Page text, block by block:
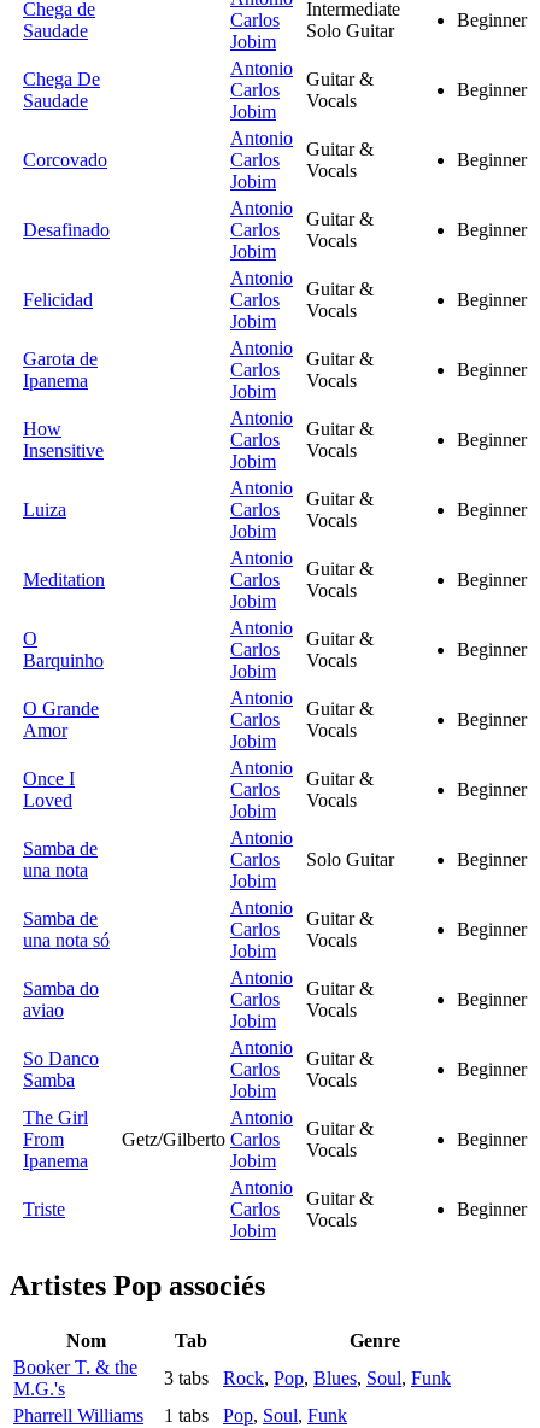
Chega de
Saudade
Carlos
Jobim
Intermediate
Solo Guitar
Beginner
Chega De
Saudade
Antonio
Carlos
Jobim
Guitar &
Vocals
Beginner
Corcovado
Antonio
Carlos
Jobim
Guitar &
Vocals
Beginner
Desafinado
Antonio
Carlos
Jobim
Guitar &
Vocals
Beginner
Felicidad
Antonio
Carlos
Jobim
Guitar &
Vocals
Beginner
Garota de
Ipanema
Antonio
Carlos
Jobim
Guitar &
Vocals
Beginner
How
Insensitive
Antonio
Carlos
Jobim
Guitar &
Vocals
Beginner
Luiza
Antonio
Carlos
Jobim
Guitar &
Vocals
Beginner
Meditation
Antonio
Carlos
Jobim
Guitar &
Vocals
Beginner
O
Barquinho
Antonio
Carlos
Jobim
Guitar &
Vocals
Beginner
O Grande
Amor
Antonio
Carlos
Jobim
Guitar &
Vocals
Beginner
Once I
Loved
Antonio
Carlos
Jobim
Guitar &
Vocals
Beginner
Samba de
una nota
Antonio
Carlos
Jobim
Solo Guitar Beginner
Samba de
una nota só
Antonio
Carlos
Jobim
Guitar &
Vocals
Beginner
Samba do
aviao
Antonio
Carlos
Jobim
Guitar &
Vocals
Beginner
So Danco
Samba
Antonio
Carlos
Jobim
Guitar &
Vocals
Beginner
The Girl
From
Ipanema
Getz/Gilberto
Antonio
Carlos
Jobim
Guitar &
Vocals
Beginner
Triste
Antonio
Carlos
Jobim
Guitar &
Vocals
Beginner
Artistes Pop associés
Nom Tab
Genre
Booker T. & the
M.G.'s
3 tabs Rock, Pop, Blues, Soul, Funk
Pharrell Williams
1 tabs Pop, Soul, Funk